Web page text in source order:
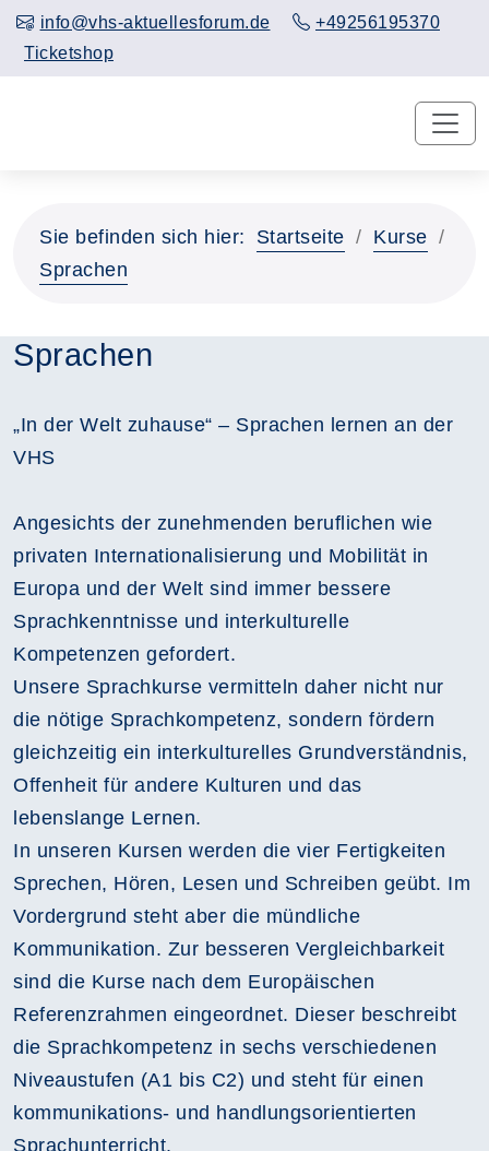
info@vhs-aktuellesforum.de
+49256195370
Ticketshop
Sie befinden sich hier: Startseite
Kurse
Sprachen
Sprachen
„In der Welt zuhause“ – Sprachen lernen an der
VHS
Angesichts der zunehmenden beruflichen wie
privaten Internationalisierung und Mobilität in
Europa und der Welt sind immer bessere
Sprachkenntnisse und interkulturelle
Kompetenzen gefordert.
Unsere Sprachkurse vermitteln daher nicht nur
die nötige Sprachkompetenz, sondern fördern
gleichzeitig ein interkulturelles Grundverständnis,
Offenheit für andere Kulturen und das
lebenslange Lernen.
In unseren Kursen werden die vier Fertigkeiten
Sprechen, Hören, Lesen und Schreiben geübt. Im
Vordergrund steht aber die mündliche
Kommunikation. Zur besseren Vergleichbarkeit
sind die Kurse nach dem Europäischen
Referenzrahmen eingeordnet. Dieser beschreibt
die Sprachkompetenz in sechs verschiedenen
Niveaustufen (A1 bis C2) und steht für einen
kommunikations- und handlungsorientierten
Sprachunterricht.